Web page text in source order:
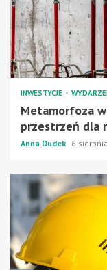
INWESTYCJE
Metamorfoza
przestrzeń dla
Anna Dudek 6